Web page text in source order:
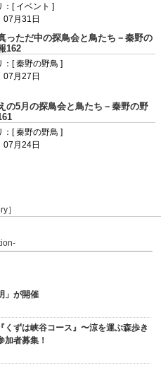
：[ イベント ]
07月31日
っただ中の探鳥会と鳥たち－秦野の
162
：[ 秦野の野鳥 ]
07月27日
の5月の探鳥会と鳥たち－秦野の野
：[ 秦野の野鳥 ]
07月24日
］
」が開催
ずは峡谷コース』〜涼を運ぶ森歩き
加者募集！